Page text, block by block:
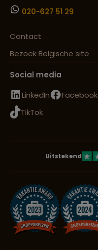
020-627 51 29
Contact
Bezoek Belgische site
Social media
LinkedIn
Facebook
TikTok
Uitstekend